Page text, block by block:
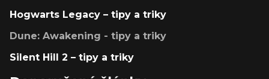
Hogwarts Legacy – tipy a triky
Dune: Awakening - tipy a triky
Silent Hill 2 – tipy a triky